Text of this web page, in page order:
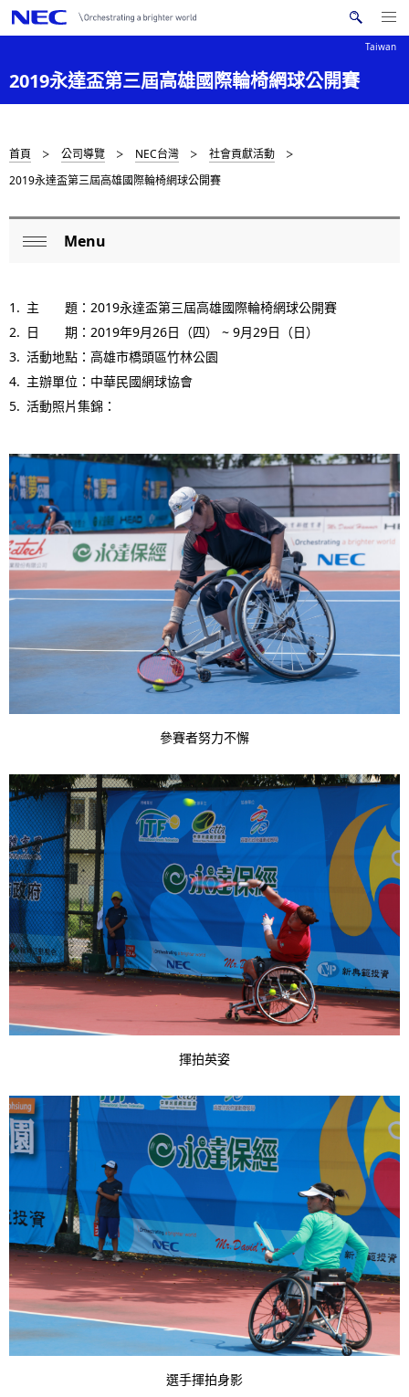
Taiwan
搜
索
Me
nu
Op
N
v
o
n
2019永達盃第三屆高雄國際輪椅網球公開賽
D
i
s
a
y
i
g
p
r
e
s
n
t
c
a
t
i
o
n
n
h
e
i
t
e
.
首頁 公司導覽 NEC台灣
社會貢獻活動
2019永達盃第三屆高雄國際輪椅網球公開賽
c
a
l
N
a
v
i
g
a
i
o
n
Menu
主 題：2019永達盃第三屆高雄國際輪椅網球公開賽
日 期：2019年9月26日（四）
~ 9月29日（日）
活動地點：高雄市橋頭區竹林公園
主辦單位：中華民國網球協會
活動照片集錦：
參賽者努力不懈
揮拍英姿
選手揮拍身影